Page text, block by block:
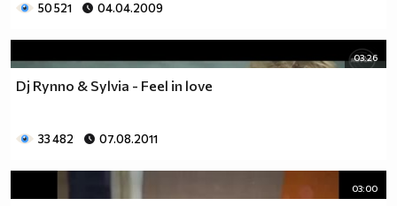
50 521 04.04.2009
03:26
Dj Rynno & Sylvia - Feel in love
33 482 07.08.2011
03:00